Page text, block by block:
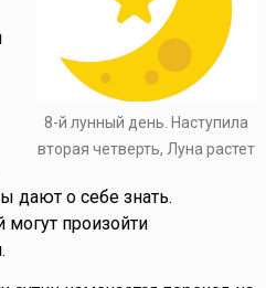
8-й лунный день. Наступила
вторая четверть, Луна растет
дают о себе знать.
произойти